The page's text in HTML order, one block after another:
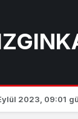
2023, 09:01